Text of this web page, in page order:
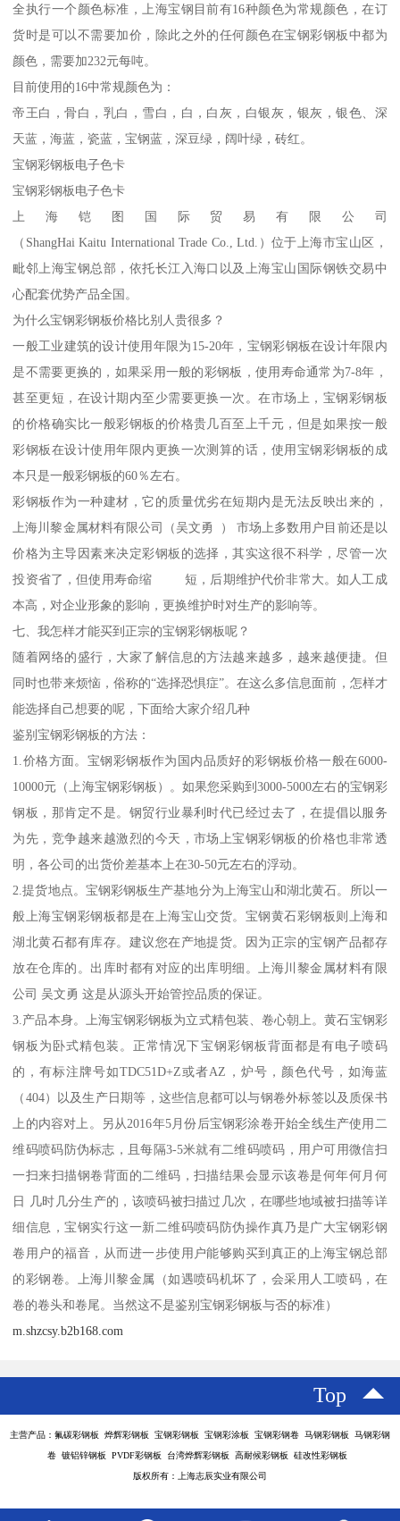
全执行一个颜色标准，上海宝钢目前有16种颜色为常规颜色，在订
货时是可以不需要加价，除此之外的任何颜色在宝钢彩钢板中都为
颜色，需要加232元每吨。
目前使用的16中常规颜色为：
帝王白，骨白，乳白，雪白，白，白灰，白银灰，银灰，银色、深
天蓝，海蓝，瓷蓝，宝钢蓝，深豆绿，阔叶绿，砖红。
宝钢彩钢板电子色卡
宝钢彩钢板电子色卡
上海铠图国际贸易有限公司
（ShangHai Kaitu International Trade Co., Ltd.）位于上海市宝山区，
毗邻上海宝钢总部，依托长江入海口以及上海宝山国际钢铁交易中
心配套优势产品全国。
为什么宝钢彩钢板价格比别人贵很多？
一般工业建筑的设计使用年限为15-20年，宝钢彩钢板在设计年限内
是不需要更换的，如果采用一般的彩钢板，使用寿命通常为7-8年，
甚至更短，在设计期内至少需要更换一次。在市场上，宝钢彩钢板
的价格确实比一般彩钢板的价格贵几百至上千元，但是如果按一般
彩钢板在设计使用年限内更换一次测算的话，使用宝钢彩钢板的成
本只是一般彩钢板的60％左右。
彩钢板作为一种建材，它的质量优劣在短期内是无法反映出来的，
上海川黎金属材料有限公司（吴文勇 ） 市场上多数用户目前还是以
价格为主导因素来决定彩钢板的选择，其实这很不科学，尽管一次
投资省了，但使用寿命缩 短，后期维护代价非常大。如人工成
本高，对企业形象的影响，更换维护时对生产的影响等。
七、我怎样才能买到正宗的宝钢彩钢板呢？
随着网络的盛行，大家了解信息的方法越来越多，越来越便捷。但
同时也带来烦恼，俗称的“选择恐惧症”。在这么多信息面前，怎样才
能选择自己想要的呢，下面给大家介绍几种
鉴别宝钢彩钢板的方法：
1.价格方面。宝钢彩钢板作为国内品质好的彩钢板价格一般在6000-
10000元（上海宝钢彩钢板）。如果您采购到3000-5000左右的宝钢彩
钢板，那肯定不是。钢贸行业暴利时代已经过去了，在提倡以服务
为先，竞争越来越激烈的今天，市场上宝钢彩钢板的价格也非常透
明，各公司的出货价差基本上在30-50元左右的浮动。
2.提货地点。宝钢彩钢板生产基地分为上海宝山和湖北黄石。所以一
般上海宝钢彩钢板都是在上海宝山交货。宝钢黄石彩钢板则上海和
湖北黄石都有库存。建议您在产地提货。因为正宗的宝钢产品都存
放在仓库的。出库时都有对应的出库明细。上海川黎金属材料有限
公司 吴文勇 这是从源头开始管控品质的保证。
3.产品本身。上海宝钢彩钢板为立式精包装、卷心朝上。黄石宝钢彩
钢板为卧式精包装。正常情况下宝钢彩钢板背面都是有电子喷码
的，有标注牌号如TDC51D+Z或者AZ，炉号，颜色代号，如海蓝
（404）以及生产日期等，这些信息都可以与钢卷外标签以及质保书
上的内容对上。另从2016年5月份后宝钢彩涂卷开始全线生产使用二
维码喷码防伪标志，且每隔3-5米就有二维码喷码，用户可用微信扫
一扫来扫描钢卷背面的二维码，扫描结果会显示该卷是何年何月何
日 几时几分生产的，该喷码被扫描过几次，在哪些地域被扫描等详
细信息，宝钢实行这一新二维码喷码防伪操作真乃是广大宝钢彩钢
卷用户的福音，从而进一步使用户能够购买到真正的上海宝钢总部
的彩钢卷。上海川黎金属（如遇喷码机坏了，会采用人工喷码，在
卷的卷头和卷尾。当然这不是鉴别宝钢彩钢板与否的标准）
m.shzcsy.b2b168.com
Top
主营产品：氟碳彩钢板 烨辉彩钢板 宝钢彩钢板 宝钢彩涂板 宝钢彩钢卷 马钢彩钢板 马钢彩钢
卷 镀铝锌钢板 PVDF彩钢板 台湾烨辉彩钢板 高耐候彩钢板 硅改性彩钢板
版权所有：上海志辰实业有限公司